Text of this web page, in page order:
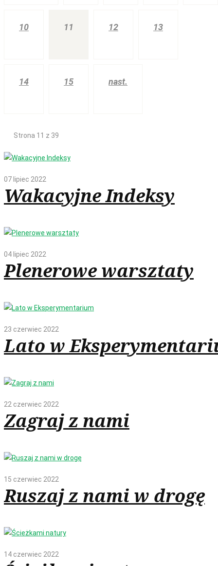
10 11 12 13
14 15 nast.
Strona 11 z 39
07 lipiec 2022
Wakacyjne Indeksy
04 lipiec 2022
Plenerowe warsztaty
23 czerwiec 2022
Lato w
22 czerwiec 2022
Zagraj z nami
15 czerwiec 2022
Ruszaj z nami w drogę
14 czerwiec 2022